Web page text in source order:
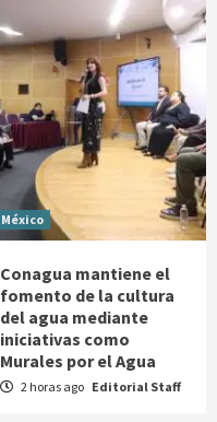
México
Conagua mantiene el
fomento de la cultura
del agua mediante
iniciativas como
Murales por el Agua
2 horas ago Editorial Staff